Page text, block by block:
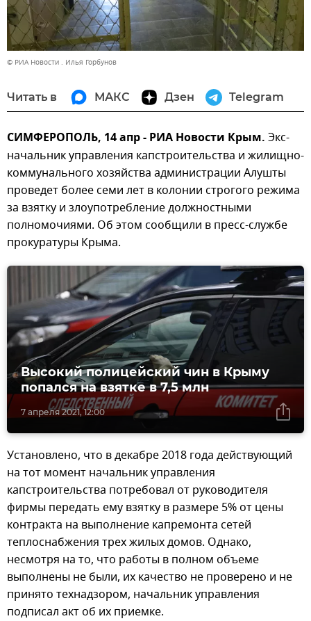
© РИА Новости . Илья Горбунов
Читать в МАКС Дзен Telegram
СИМФЕРОПОЛЬ, 14 апр - РИА Новости Крым. Экс-
начальник управления капстроительства и жилищно-
коммунального хозяйства администрации Алушты
проведет более семи лет в колонии строгого режима
за взятку и злоупотребление должностными
полномочиями. Об этом сообщили в пресс-службе
прокуратуры Крыма.
7 апреля 2021, 12:00
Высокий полицейский чин в Крыму
попался на взятке в 7,5 млн
Установлено, что в декабре 2018 года действующий
на тот момент начальник управления
капстроительства потребовал от руководителя
фирмы передать ему взятку в размере 5% от цены
контракта на выполнение капремонта сетей
теплоснабжения трех жилых домов. Однако,
несмотря на то, что работы в полном объеме
выполнены не были, их качество не проверено и не
принято технадзором, начальник управления
подписал акт об их приемке.